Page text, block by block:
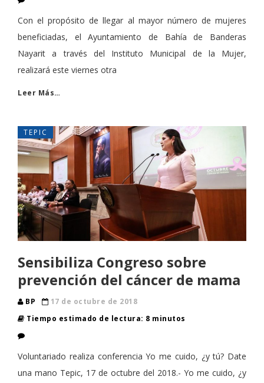
Con el propósito de llegar al mayor número de mujeres
beneficiadas, el Ayuntamiento de Bahía de Banderas
Nayarit a través del Instituto Municipal de la Mujer,
realizará este viernes otra
Leer Más…
TEPIC
Sensibiliza Congreso sobre
prevención del cáncer de mama
BP
17 de octubre de 2018
Tiempo estimado de lectura: 8 minutos
Voluntariado realiza conferencia Yo me cuido, ¿y tú? Date
una mano Tepic, 17 de octubre del 2018.- Yo me cuido, ¿y